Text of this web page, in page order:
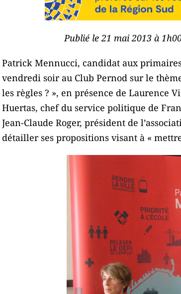
Publié le 21 mai 2013 à
Patrick Mennucci, candidat aux
vendredi soir au Club Pernod sur le
les règles ? », en présence de Laurence
Huertas, chef du service politique de
Jean-Claude Roger, président de
détailler ses propositions visant à «